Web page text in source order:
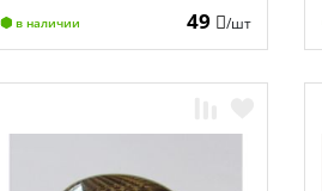
в наличии 49 /шт